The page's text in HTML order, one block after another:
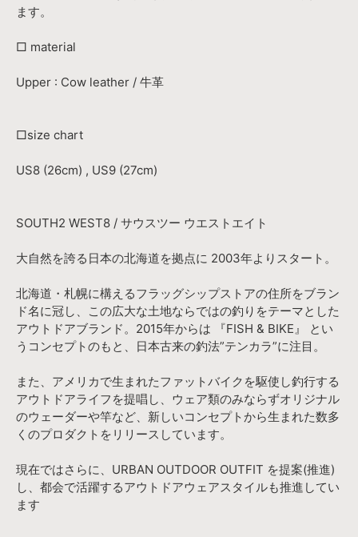
ます。
□ material
Upper : Cow leather / 牛革
□size chart
US8 (26cm) , US9 (27cm)
SOUTH2 WEST8 / サウスツー ウエストエイト
大自然を誇る日本の北海道を拠点に 2003年よりスタート。
北海道・札幌に構えるフラッグシップストアの住所をブラン
ド名に冠し、この広大な土地ならではの釣りをテーマとした
アウトドアブランド。2015年からは 『FISH & BIKE』 とい
うコンセプトのもと、日本古来の釣法”テンカラ”に注目。
また、アメリカで生まれたファットバイクを駆使し釣行する
アウトドアライフを提唱し、ウェア類のみならずオリジナル
のウェーダーや竿など、新しいコンセプトから生まれた数多
くのプロダクトをリリースしています。
現在ではさらに、URBAN OUTDOOR OUTFIT を提案(推進)
し、都会で活躍するアウトドアウェアスタイルも推進してい
ます